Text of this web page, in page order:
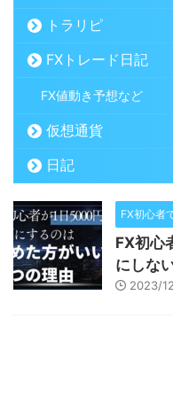
トラリピ
FXトレード日記
FX値動き予想など
仮想通貨
日記
FX初心者
FX初心
にしな
2023/